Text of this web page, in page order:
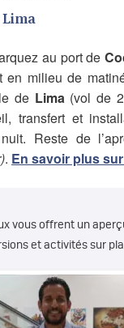
au port de
en milieu de
de Lima(vol de
transfert et
Reste de
. En savoir plus
vous offrent un
et activités sur